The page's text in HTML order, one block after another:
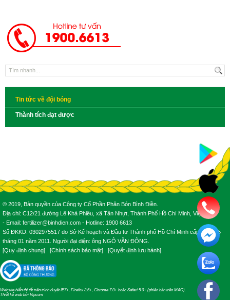
Tin tức về đội bóng
Thành tích đạt được
© 2019, Bản quyền của Công ty Cổ Phần Phân Bón Bình Điền.
Địa chỉ: C12/21 đường Lê Khả Phiêu, xã Tân Nhựt, Thành Phố Hồ Chí Minh, Việt Nam.
- Email: fertilizer@binhdien.com - Hotline: 1900 6613
Số ĐKKD: 0302975517 do Sở Kế hoạch và Đầu tư Thành phố Hồ Chí Minh cấp ngày 25
tháng 01 năm 2011. Người đại diện: ông NGÔ VĂN ĐÔNG.
[Quy định chung] [Chính sách bảo mật] [Quyết định lưu hành]
Website hiển thị tốt trên trình duyệt IE7+, Firefox 3.6+, Chrome 7.0+ hoặc Safari 5.0+ (phiên bản trên MAC).
Thiết kế webbởi Vipcom